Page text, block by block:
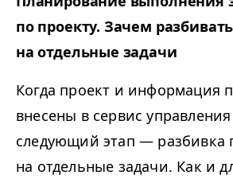
по проекту. Зачем
на отдельные задачи
Когда проект и информация
внесены в сервис
следующий этап — разбивка
на отдельные задачи. Как и